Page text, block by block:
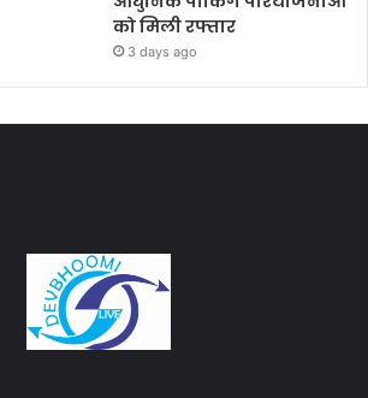
को मिली रफ्तार
3 days ago